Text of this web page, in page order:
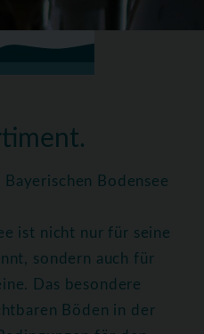
Bodensee
ist nicht nur für seine
sondern auch für
Das besondere
Böden in der